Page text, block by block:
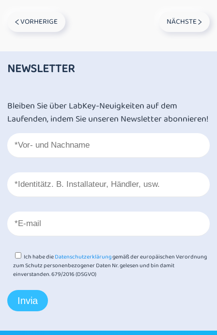
VORHERIGE NÄCHSTE
NEWSLETTER
Bleiben Sie über LabKey-Neuigkeiten auf dem
Laufenden, indem Sie unseren Newsletter abonnieren!
Ich habe dieDatenschutzerklärunggemäß der europäischen Verordnung
zum Schutz personenbezogener Daten Nr. gelesen und bin damit
einverstanden. 679/2016 (DSGVO)